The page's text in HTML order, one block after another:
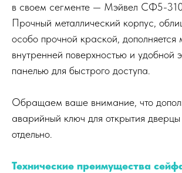
в своем сегменте — Мэйвел СФ5-
Прочный металлический корпус,
особо прочной краской, дополняется
внутренней поверхностью и удобной
панелью для быстрого доступа.
Обращаем ваше внимание, что
аварийный ключ для открытия дверцы
отдельно.
Технические преимущества